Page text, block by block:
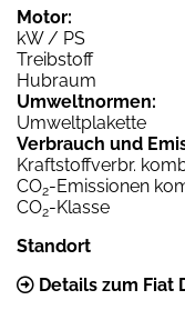
Motor:
kW / PS
Treibstoff
Hubraum
Umweltnormen:
Umweltplakette
Verbrauch und
Kraftstoffverbr.
CO2-Emissionen
CO2-Klasse
Standort
Details zum Fiat